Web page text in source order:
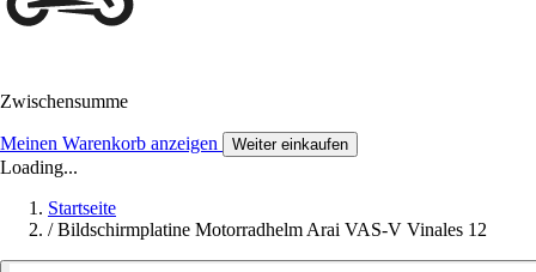
Zwischensumme
Meinen Warenkorb anzeigen Weiter einkaufen
Loading...
Startseite
/ Bildschirmplatine Motorradhelm Arai VAS-V Vinales 12